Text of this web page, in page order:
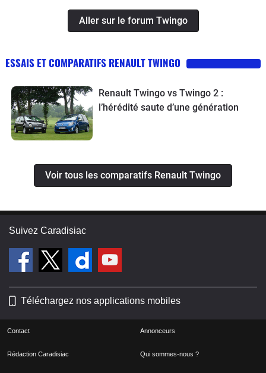
Aller sur le forum Twingo
ESSAIS ET COMPARATIFS RENAULT TWINGO
Renault Twingo vs Twingo 2 :
l’hérédité saute d’une génération
Voir tous les comparatifs Renault Twingo
Suivez Caradisiac
Téléchargez nos applications mobiles
Contact Annonceurs
Rédaction Caradisiac Qui sommes-nous ?